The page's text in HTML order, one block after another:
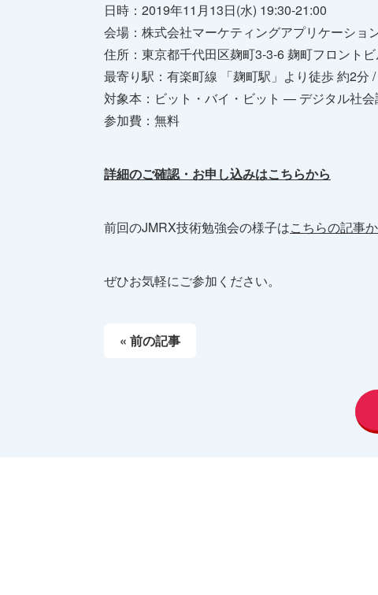
日時：2019年11月13日(水) 19:30-21:00
会場：株式会社マーケティングアプリケーショ
住所：東京都千代田区麹町3-3-6 麹町フロント
最寄り駅：有楽町線 「麹町駅」より徒歩 約2分
対象本：ビット・バイ・ビット — デジタル社
参加費：無料
詳細のご確認・お申し込みはこちらから
前回のJMRX技術勉強会の様子はこちらの記事
ぜひお気軽にご参加ください。
« 前の記事